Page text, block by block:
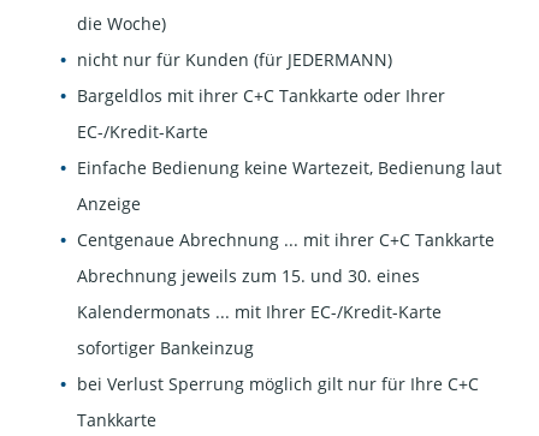
die Woche)
nicht nur für Kunden (für JEDERMANN)
Bargeldlos mit ihrer C+C Tankkarte oder Ihrer
EC-/Kredit-Karte
Einfache Bedienung keine Wartezeit, Bedienung laut
Anzeige
Centgenaue Abrechnung ... mit ihrer C+C Tankkarte
Abrechnung jeweils zum 15. und 30. eines
Kalendermonats ... mit Ihrer EC-/Kredit-Karte
sofortiger Bankeinzug
bei Verlust Sperrung möglich gilt nur für Ihre C+C
Tankkarte